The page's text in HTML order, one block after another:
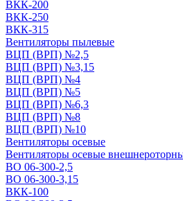
ВКК-200
ВКК-250
ВКК-315
Вентиляторы пылевые
ВЦП (ВРП) №2,5
ВЦП (ВРП) №3,15
ВЦП (ВРП) №4
ВЦП (ВРП) №5
ВЦП (ВРП) №6,3
ВЦП (ВРП) №8
ВЦП (ВРП) №10
Вентиляторы осевые
Вентиляторы осевые
ВО 06-300-2,5
ВО 06-300-3,15
ВКК-100